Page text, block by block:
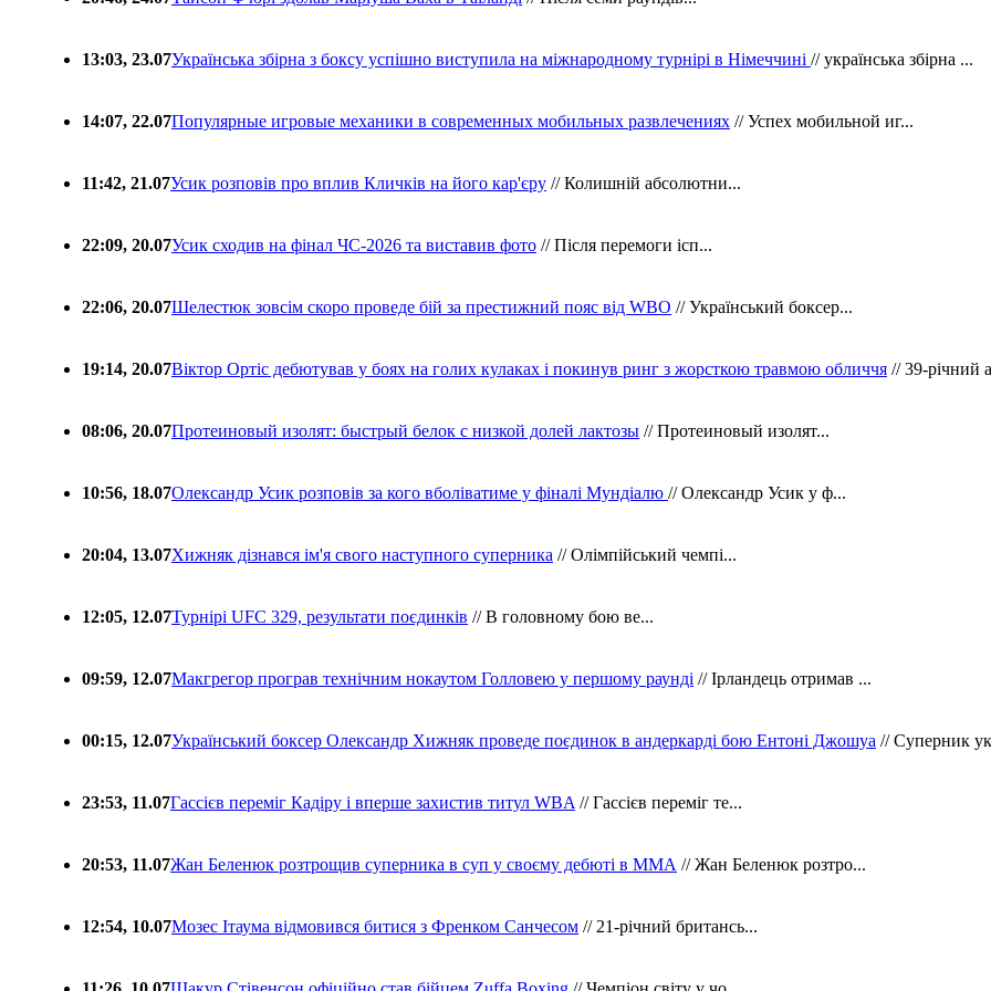
13:03, 23.07Українська збірна з боксу успішно виступила на міжнародному турнірі в Німеччині // українська збірна ...
14:07, 22.07Популярные игровые механики в современных мобильных развлечениях // Успех мобильной иг...
11:42, 21.07Усик розповів про вплив Кличків на його кар'єру // Колишній абсолютни...
22:09, 20.07Усик сходив на фінал ЧС-2026 та виставив фото // Після перемоги ісп...
22:06, 20.07Шелестюк зовсім скоро проведе бій за престижний пояс від WBO // Український боксер...
19:14, 20.07Віктор Ортіс дебютував у боях на голих кулаках і покинув ринг з жорсткою травмою обличчя // 39-річний
08:06, 20.07Протеиновый изолят: быстрый белок с низкой долей лактозы // Протеиновый изолят...
10:56, 18.07Олександр Усик розповів за кого вболіватиме у фіналі Мундіалю // Олександр Усик у ф...
20:04, 13.07Хижняк дізнався ім'я свого наступного суперника // Олімпійський чемпі...
12:05, 12.07Турнірі UFC 329, результати поєдинків // В головному бою ве...
09:59, 12.07Макгрегор програв технічним нокаутом Голловею у першому раунді // Ірландець отримав ...
00:15, 12.07Український боксер Олександр Хижняк проведе поєдинок в андеркарді бою Ентоні Джошуа // Суперник
23:53, 11.07Гассієв переміг Кадіру і вперше захистив титул WBA // Гассієв переміг те...
20:53, 11.07Жан Беленюк розтрощив суперника в суп у своєму дебюті в ММА // Жан Беленюк розтро...
12:54, 10.07Мозес Ітаума відмовився битися з Френком Санчесом // 21-річний британсь...